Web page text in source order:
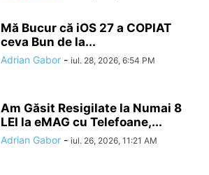
Mă Bucur că iOS 27 a COPIAT
ceva Bun de la...
Adrian Gabor - iul. 28, 2026, 6:54 PM
Am Găsit Resigilate la Numai 8
LEI la eMAG cu Telefoane,...
Adrian Gabor - iul. 26, 2026, 11:21 AM